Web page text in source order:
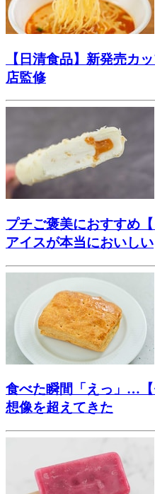
【日清食品】新発売カ
店監修
プチご褒美におすすめ
アイスが本当においしい
食べた瞬間「えっ」…
想像を超えてきた